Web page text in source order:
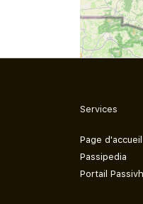
Services
Page d'accueil
Passipedia
Portail